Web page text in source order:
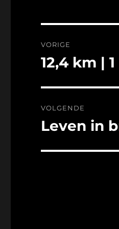
navigatie
VORIGE
Vorig
12,4 km |
VOLGENDE
Volgend
Leven in